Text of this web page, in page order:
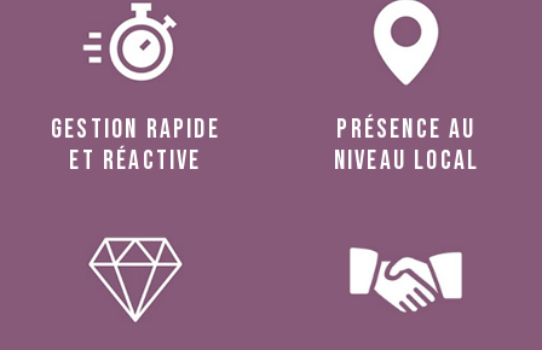
Gestion rapide
et réactive
présence au
niveau local